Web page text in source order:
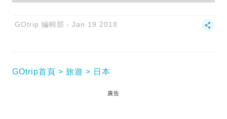
GOtrip 編輯部 Jan 19 2018
GOtrip首頁 旅遊 日本
廣告